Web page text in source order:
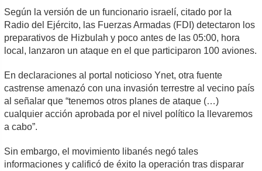
Según la versión de un funcionario israelí, citado por la
Radio del Ejército, las Fuerzas Armadas (FDI) detectaron los
preparativos de Hizbulah y poco antes de las 05:00, hora
local, lanzaron un ataque en el que participaron 100 aviones.
En declaraciones al portal noticioso Ynet, otra fuente
castrense amenazó con una invasión terrestre al vecino país
al señalar que “tenemos otros planes de ataque (…)
cualquier acción aprobada por el nivel político la llevaremos
a cabo”.
Sin embargo, el movimiento libanés negó tales
informaciones y calificó de éxito la operación tras disparar